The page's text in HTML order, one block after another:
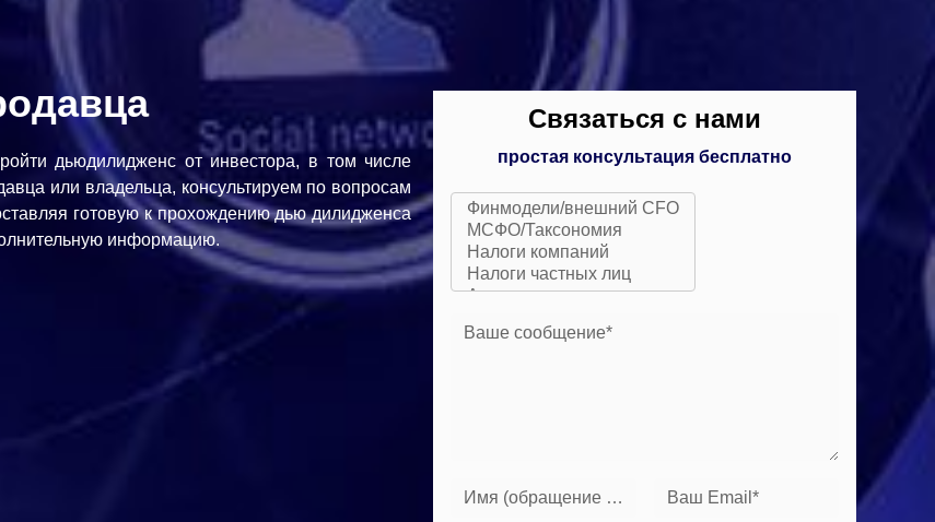
дьюдилидженс от инвестора, в том числе
или владельца, консультируем по вопросам
готовую к прохождению дью дилидженса
информацию.
Связаться с нами
простая консультация бесплатно
Ваше сообщение*
Имя (обращение к вам)* Ваш Email*